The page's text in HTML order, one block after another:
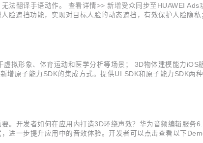
法翻译手语动作。 查看详情>> 新增受众同步至HUAWEI
脸遮挡功能，实现对目标人脸的动态遮挡，有效保护人脸隐
拟形象、体育运动和医学分析等场景； 3D物体建模能力
原子能力SDK的集成方式。提供UI SDK和原子能力SDK两
。开发者如何在应用内打造3D环绕声效？华为音频编辑服务
进一步提升应用中的音效体验。开发者可以点击查看以下